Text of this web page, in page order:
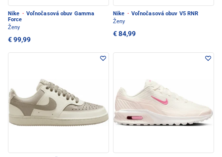
Nike · Voľnočasová obuv Gamma
Force
Ženy
€ 99,99
Nike · Voľnočasová obuv V5 RNR
Ženy
€ 84,99